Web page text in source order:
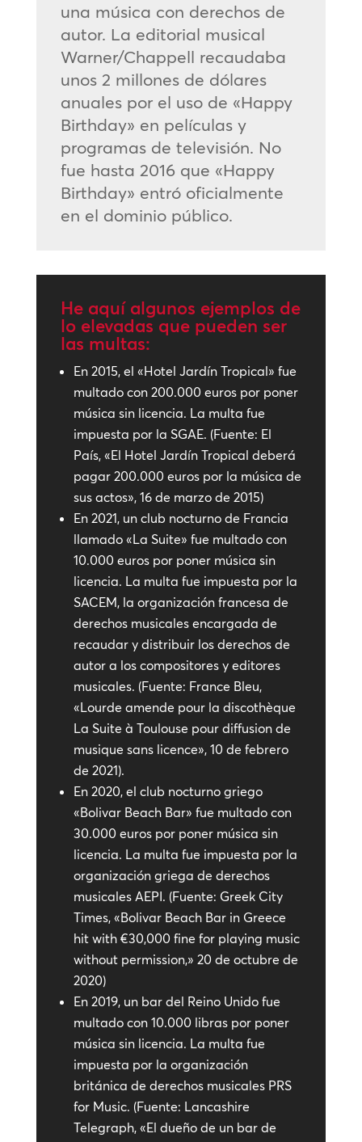
una música con derechos de
autor. La editorial musical
Warner/Chappell recaudaba
unos 2 millones de dólares
anuales por el uso de «Happy
Birthday» en películas y
programas de televisión. No
fue hasta 2016 que «Happy
Birthday» entró oficialmente
en el dominio público.
He aquí algunos ejemplos de
lo elevadas que pueden ser
las multas:
En 2015, el «Hotel Jardín Tropical» fue
multado con 200.000 euros por poner
música sin licencia. La multa fue
impuesta por la SGAE. (Fuente: El
País, «El Hotel Jardín Tropical deberá
pagar 200.000 euros por la música de
sus actos», 16 de marzo de 2015)
En 2021, un club nocturno de Francia
llamado «La Suite» fue multado con
10.000 euros por poner música sin
licencia. La multa fue impuesta por la
SACEM, la organización francesa de
derechos musicales encargada de
recaudar y distribuir los derechos de
autor a los compositores y editores
musicales. (Fuente: France Bleu,
«Lourde amende pour la discothèque
La Suite à Toulouse pour diffusion de
musique sans licence», 10 de febrero
de 2021).
En 2020, el club nocturno griego
«Bolivar Beach Bar» fue multado con
30.000 euros por poner música sin
licencia. La multa fue impuesta por la
organización griega de derechos
musicales AEPI. (Fuente: Greek City
Times, «Bolivar Beach Bar in Greece
hit with €30,000 fine for playing music
without permission,» 20 de octubre de
2020)
En 2019, un bar del Reino Unido fue
multado con 10.000 libras por poner
música sin licencia. La multa fue
impuesta por la organización
británica de derechos musicales PRS
for Music. (Fuente: Lancashire
Telegraph, «El dueño de un bar de